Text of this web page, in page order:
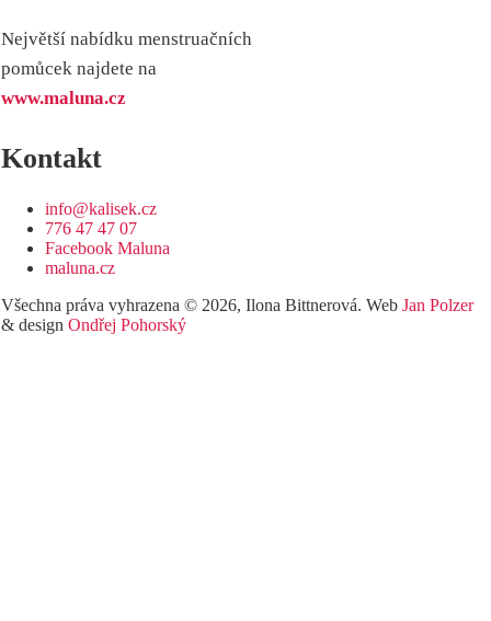
Největší nabídku menstruačních
pomůcek najdete na
www.maluna.cz
Kontakt
info@kalisek.cz
776 47 47 07
Facebook Maluna
maluna.cz
Všechna práva vyhrazena © 2026, Ilona Bittnerová. Web Jan Polzer
& design Ondřej Pohorský